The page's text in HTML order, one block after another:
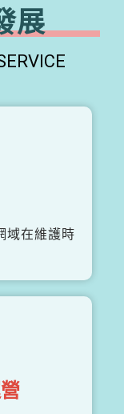
展
域在維護時